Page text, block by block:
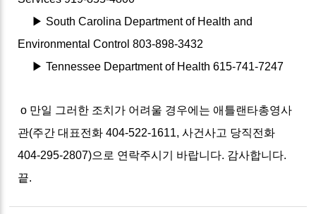
▶ South Carolina Department of Health and
Environmental Control 803-898-3432
▶ Tennessee Department of Health 615-741-7247
o 만일 그러한 조치가 어려울 경우에는 애틀랜타총영사
관(주간 대표전화 404-522-1611, 사건사고 당직전화
404-295-2807)으로 연락주시기 바랍니다. 감사합니다.
끝.